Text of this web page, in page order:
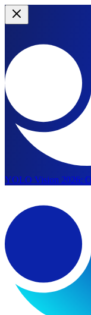
YOLO Vision 2026: